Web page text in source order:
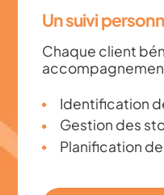
Un suivi
Chaque client
Identification
Gestion des
Planification